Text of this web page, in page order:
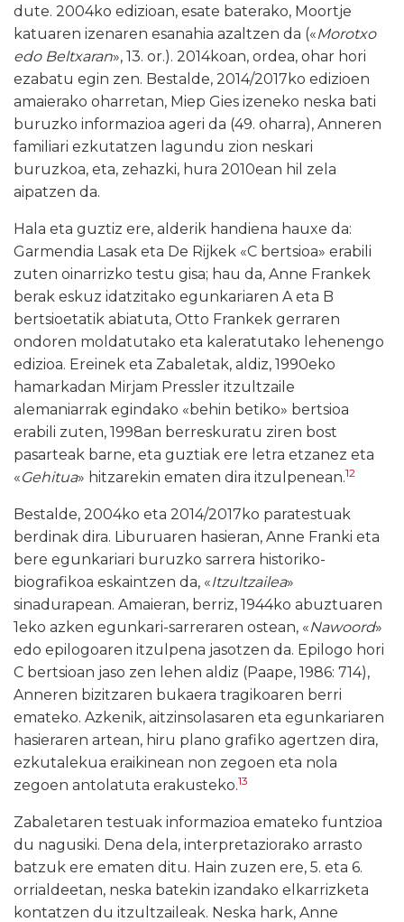
dute. 2004ko edizioan, esate baterako, Moortje
katuaren izenaren esanahia azaltzen da («Morotxo
edo Beltxaran», 13. or.). 2014koan, ordea, ohar hori
ezabatu egin zen. Bestalde, 2014/2017ko edizioen
amaierako oharretan, Miep Gies izeneko neska bati
buruzko informazioa ageri da (49. oharra), Anneren
familiari ezkutatzen lagundu zion neskari
buruzkoa, eta, zehazki, hura 2010ean hil zela
aipatzen da.
Hala eta guztiz ere, alderik handiena hauxe da:
Garmendia Lasak eta De Rijkek «C bertsioa» erabili
zuten oinarrizko testu gisa; hau da, Anne Frankek
berak eskuz idatzitako egunkariaren A eta B
bertsioetatik abiatuta, Otto Frankek gerraren
ondoren moldatutako eta kaleratutako lehenengo
edizioa. Ereinek eta Zabaletak, aldiz, 1990eko
hamarkadan Mirjam Pressler itzultzaile
alemaniarrak egindako «behin betiko» bertsioa
erabili zuten, 1998an berreskuratu ziren bost
pasarteak barne, eta guztiak ere letra etzanez eta
«Gehitua» hitzarekin ematen dira itzulpenean.12
Bestalde, 2004ko eta 2014/2017ko paratestuak
berdinak dira. Liburuaren hasieran, Anne Franki eta
bere egunkariari buruzko sarrera historiko-
biografikoa eskaintzen da, «Itzultzailea»
sinadurapean. Amaieran, berriz, 1944ko abuztuaren
1eko azken egunkari-sarreraren ostean, «Nawoord»
edo epilogoaren itzulpena jasotzen da. Epilogo hori
C bertsioan jaso zen lehen aldiz (Paape, 1986: 714),
Anneren bizitzaren bukaera tragikoaren berri
emateko. Azkenik, aitzinsolasaren eta egunkariaren
hasieraren artean, hiru plano grafiko agertzen dira,
ezkutalekua eraikinean non zegoen eta nola
zegoen antolatuta erakusteko.13
Zabaletaren testuak informazioa emateko funtzioa
du nagusiki. Dena dela, interpretaziorako arrasto
batzuk ere ematen ditu. Hain zuzen ere, 5. eta 6.
orrialdeetan, neska batekin izandako elkarrizketa
kontatzen du itzultzaileak. Neska hark, Anne